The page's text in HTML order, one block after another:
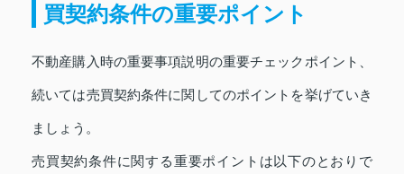
買契約条件の重要ポイント
不動産購入時の重要事項説明の重要チェックポイント、
続いては売買契約条件に関してのポイントを挙げていき
ましょう。
売買契約条件に関する重要ポイントは以下のとおりで